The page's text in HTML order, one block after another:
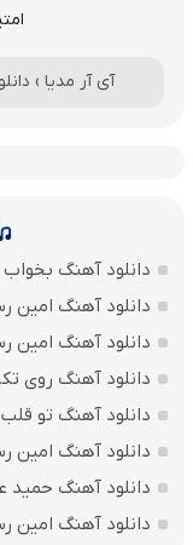
آی آر مدیا ›
دانلود آهنگ
دانلود آهنگ امین
دانلود آهنگ امین
دانلود آهنگ روی
دانلود آهنگ تو
دانلود آهنگ امین
دانلود آهنگ
دانلود آهنگ امین